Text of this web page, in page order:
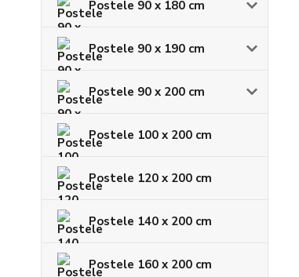
Postele 90 x 180 cm
Postele 90 x 190 cm
Postele 90 x 200 cm
Postele 100 x 200 cm
Postele 120 x 200 cm
Postele 140 x 200 cm
Postele 160 x 200 cm